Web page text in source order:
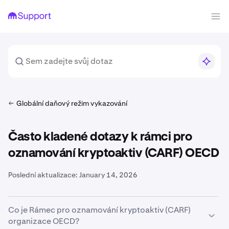
Globální daňový režim vykazování
Často kladené dotazy k rámci pro
oznamování kryptoaktiv (CARF) OECD
Poslední aktualizace: January 14, 2026
Co je Rámec pro oznamování kryptoaktiv (CARF)
organizace OECD?